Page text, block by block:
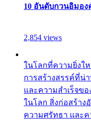
10 อันดับกวนอิมอ
2,854 views
ในโลกที่ความยิ่งใ
การสร้างสรรค์ที่น่
และความสำเร็จข
ในโลก สิ่งก่อสร้าง
ความศรัทธา และ